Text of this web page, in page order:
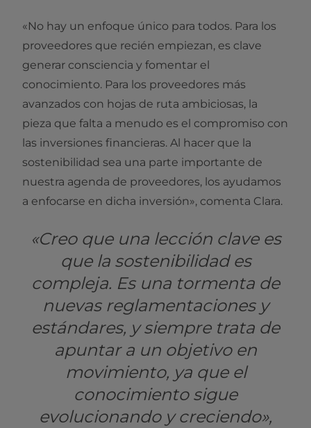
«No hay un enfoque único para todos. Para los
proveedores que recién empiezan, es clave
generar consciencia y fomentar el
conocimiento. Para los proveedores más
avanzados con hojas de ruta ambiciosas, la
pieza que falta a menudo es el compromiso con
las inversiones financieras. Al hacer que la
sostenibilidad sea una parte importante de
nuestra agenda de proveedores, los ayudamos
a enfocarse en dicha inversión», comenta Clara.
«Creo que una lección clave es
que la sostenibilidad es
compleja. Es una tormenta de
nuevas reglamentaciones y
estándares, y siempre trata de
apuntar a un objetivo en
movimiento, ya que el
conocimiento sigue
evolucionando y creciendo»,